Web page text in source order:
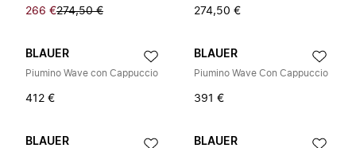
266 €274,50 € 274,50 €
BLAUER
Piumino Wave con Cappuccio
412 €
BLAUER
Piumino Wave Con Cappuccio
391 €
BLAUER BLAUER